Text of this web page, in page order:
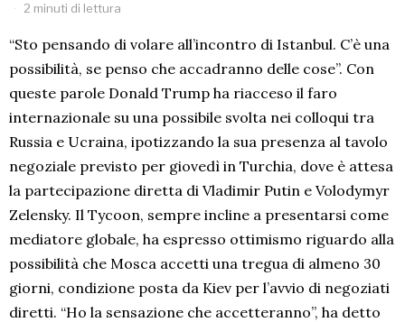
2 minuti di lettura
“Sto pensando di volare all’incontro di Istanbul. C’è una
possibilità, se penso che accadranno delle cose”. Con
queste parole Donald Trump ha riacceso il faro
internazionale su una possibile svolta nei colloqui tra
Russia e Ucraina, ipotizzando la sua presenza al tavolo
negoziale previsto per giovedì in Turchia, dove è attesa
la partecipazione diretta di Vladimir Putin e Volodymyr
Zelensky. Il Tycoon, sempre incline a presentarsi come
mediatore globale, ha espresso ottimismo riguardo alla
possibilità che Mosca accetti una tregua di almeno 30
giorni, condizione posta da Kiev per l’avvio di negoziati
diretti. “Ho la sensazione che accetteranno”, ha detto